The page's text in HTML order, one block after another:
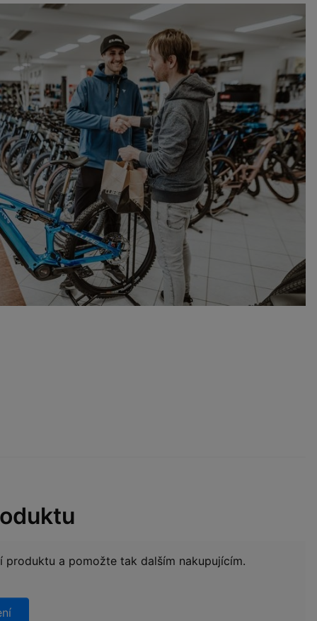
produktu a pomožte tak dalším nakupujícím.